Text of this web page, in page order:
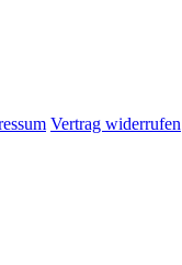
Vertrag widerrufen